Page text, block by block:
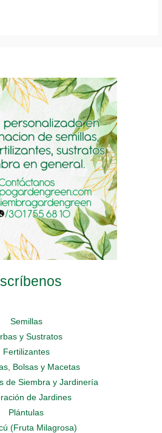
may
be
chosen
on
the
product
page
may
be
chosen
on
the
product
page
Semillas
y Sustratos
Fertilizantes
Bolsas y Macetas
de Siembra y Jardinería
de Jardines
Plántulas
(Fruta Milagrosa)